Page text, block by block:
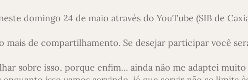
domingo 24 de maio através do YouTube (SIB de
mais de compartilhamento. Se desejar participar você
sobre isso, porque enfim… ainda não me adaptei muito